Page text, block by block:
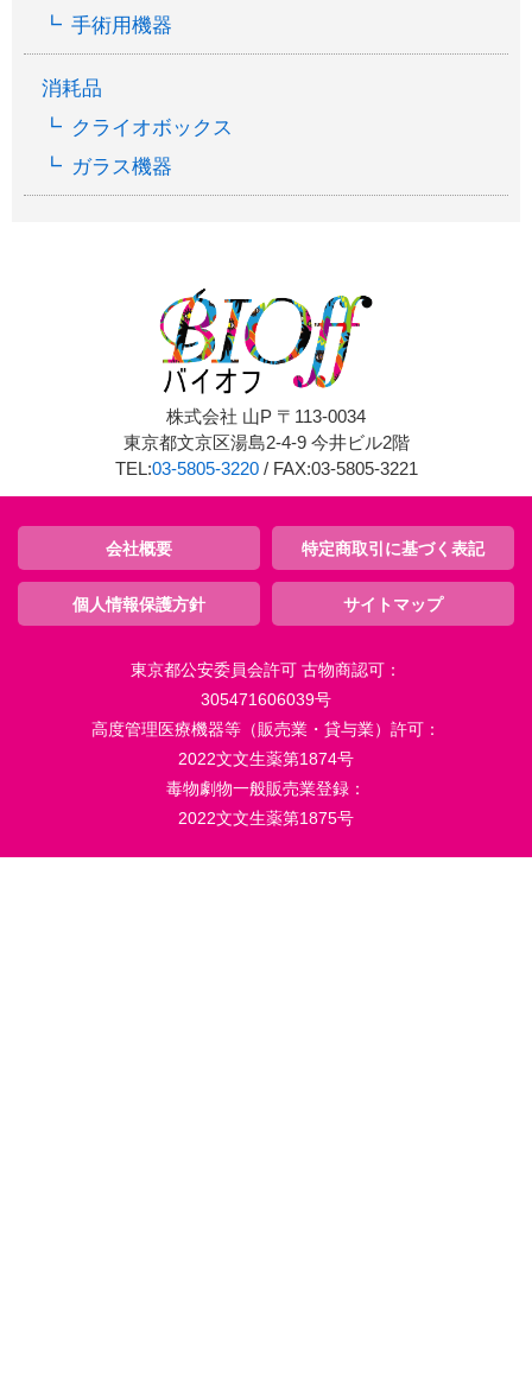
手術用機器
消耗品
クライオボックス
ガラス機器
株式会社 山P 〒113-0034
東京都文京区湯島2-4-9 今井ビル2階
TEL:03-5805-3220/ FAX:03-5805-3221
会社概要 特定商取引に基づく表記
個人情報保護方針 サイトマップ
東京都公安委員会許可 古物商認可：
305471606039号
高度管理医療機器等（販売業・貸与業）許可：
2022文文生薬第1874号
毒物劇物一般販売業登録：
2022文文生薬第1875号